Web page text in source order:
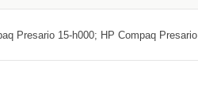
Presario 15-h000; HP Compaq